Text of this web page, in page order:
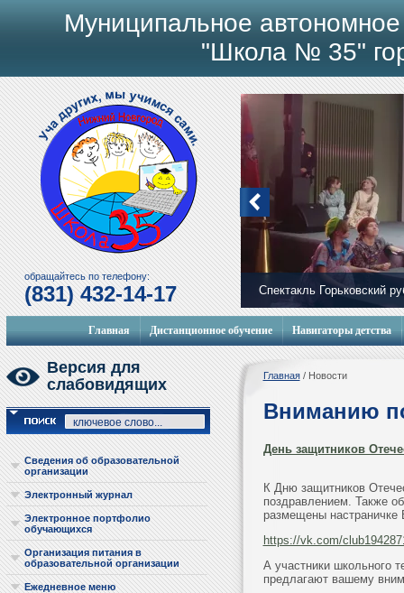
Спектакль Горьковский
Мобильный городок
обращайтесь по телефону:
(831) 432-14-17
Муниципальное
"Школа № 35"
Главная Дистанционное обучение Навигаторы детства
Версия для
слабовидящих
Сведения об образовательной
организации
Электронный журнал
Электронное портфолио
обучающихся
Организация питания в
образовательной организации
Ежедневное меню
Главная/ Новости
Вниманию
День защитников
К Дню защитников
поздравлением. Также
размещены настраничке
https://vk.com/
А участники школьного
предлагают вашему